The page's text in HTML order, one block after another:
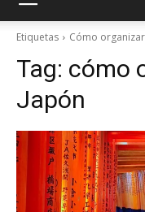
Etiquetas Cómo
Tag: cómo
Japón